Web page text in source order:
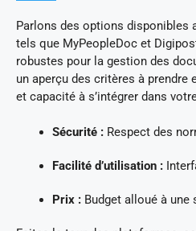
Parlons des options disponibles
tels que MyPeopleDoc et
robustes pour la gestion des
un aperçu des critères à prendre
et capacité à s’intégrer dans
Sécurité : Respect des
Facilité d’utilisation :
Prix : Budget alloué à une